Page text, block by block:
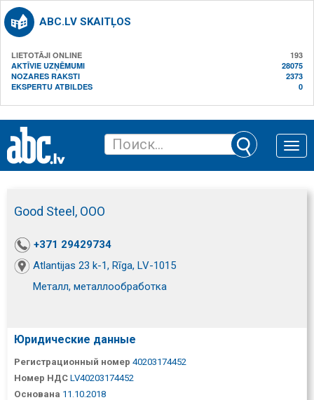
ABC.LV SKAITĻOS
LIETOTĀJI ONLINE
193
AKTĪVIE UZŅĒMUMI
28075
NOZARES RAKSTI
2373
EKSPERTU ATBILDES
0
Toggle
Good Steel, ООО
+371 29429734
Atlantijas 23 k-1, Rīga, LV-1015
Металл, металлообработка
Юридические данные
Регистрационный номер 40203174452
Номер НДС LV40203174452
Основана 11.10.2018